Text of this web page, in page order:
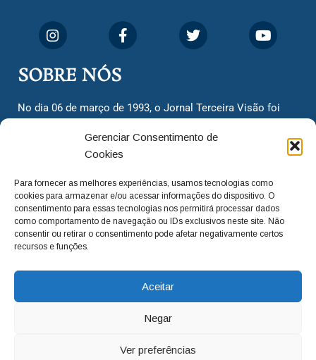
Gerenciar Consentimento de
Cookies
Para fornecer as melhores experiências, usamos tecnologias como
cookies para armazenar e/ou acessar informações do dispositivo. O
consentimento para essas tecnologias nos permitirá processar dados
como comportamento de navegação ou IDs exclusivos neste site. Não
consentir ou retirar o consentimento pode afetar negativamente certos
recursos e funções.
Aceitar
Negar
Ver preferências
SOBRE NÓS
No dia 06 de março de 1993, o Jornal Terceira Visão foi
cidadãos valinhenses, já que naquela época só existiam
dois jornais. Há mais de 30 anos, o jornal continua
com o foco de trazer as melhores notícias. Nunca
deixamos de lado as necessidades do cidadão, sempre
questionando os órgãos públicos em busca de melhorias
para a cidade e sempre cobrando resoluções para casos
adm@jtv.com.br
(19) 3929-6225